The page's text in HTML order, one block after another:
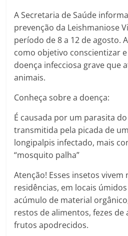
A Secretaria de Saúde
prevenção da Leishmaniose
período de 8 a 12 de agosto.
como objetivo conscientizar
doença infecciosa grave que
animais.
Conheça sobre a doença:
É causada por um parasita
transmitida pela picada de
longipalpis infectado, mais
“mosquito palha”
Atenção! Esses insetos
residências, em locais
acúmulo de material
restos de alimentos, fezes de
frutos apodrecidos.